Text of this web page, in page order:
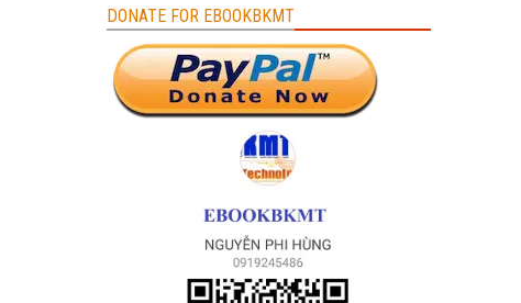
DONATE FOR EBOOKBKMT